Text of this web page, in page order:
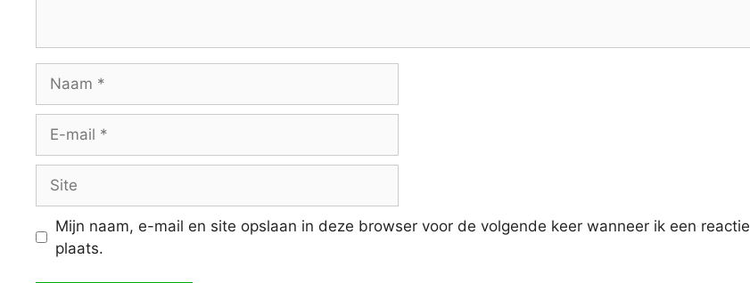
mail
Mijn naam, e-mail en site opslaan in deze browser voor de volgende keer wanneer ik een reactie
plaats.